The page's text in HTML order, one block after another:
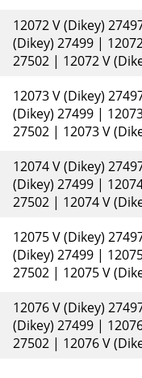
12072 V (Dikey)
(Dikey) 27499 |
27502 | 12072 V
12073 V (Dikey)
(Dikey) 27499 |
27502 | 12073 V
12074 V (Dikey)
(Dikey) 27499 |
27502 | 12074 V
12075 V (Dikey)
(Dikey) 27499 |
27502 | 12075 V
12076 V (Dikey)
(Dikey) 27499 |
27502 | 12076 V